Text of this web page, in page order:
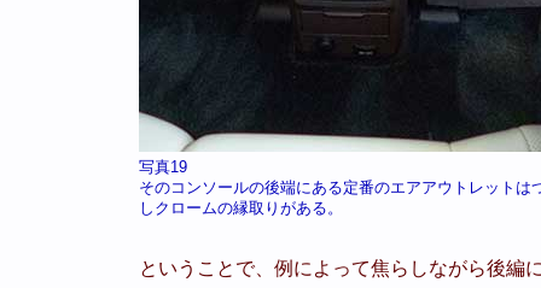
写真19
そのコンソールの後端にある定番のエアアウトレットは
しクロームの縁取りがある。
ということで、例によって焦らしながら後編